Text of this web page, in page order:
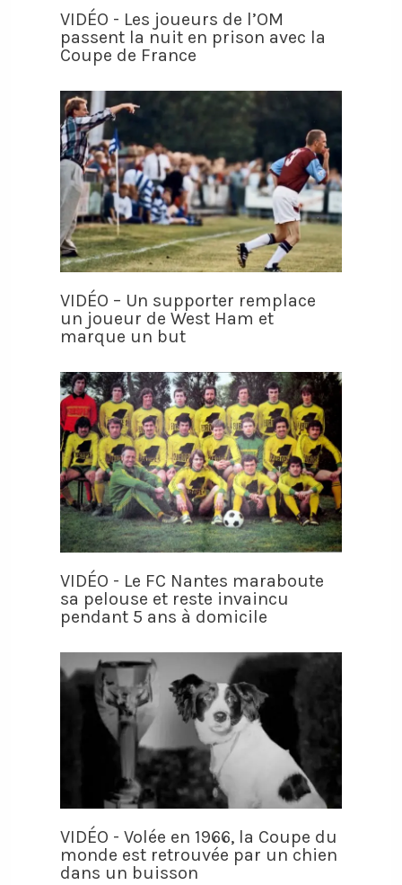
VIDÉO - Les joueurs de l’OM
passent la nuit en prison avec la
Coupe de France
VIDÉO – Un supporter remplace
un joueur de West Ham et
marque un but
VIDÉO - Le FC Nantes maraboute
sa pelouse et reste invaincu
pendant 5 ans à domicile
VIDÉO - Volée en 1966, la Coupe du
monde est retrouvée par un chien
dans un buisson